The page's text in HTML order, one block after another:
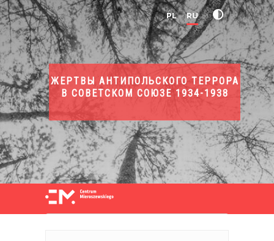
PL RU
ЖЕРТВЫ АНТИПОЛЬСКОГО ТЕРРОРА
В СОВЕТСКОМ СОЮЗЕ 1934-1938